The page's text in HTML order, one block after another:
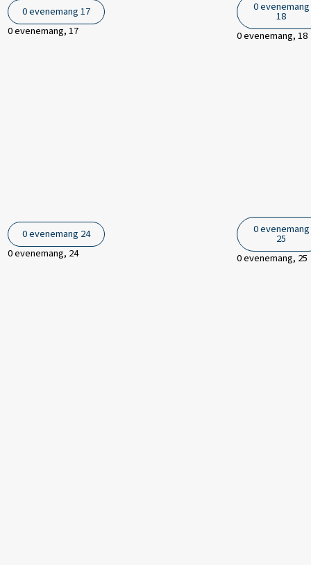
0 evenemang17
0 evenemang,17
0 evenemang
18
0 evenemang,18
0 evenemang 24
0 evenemang, 24
0 evenemang
25
0 evenemang, 25